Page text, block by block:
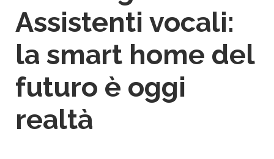
Assistenti vocali:
la smart home del
futuro è oggi
realtà